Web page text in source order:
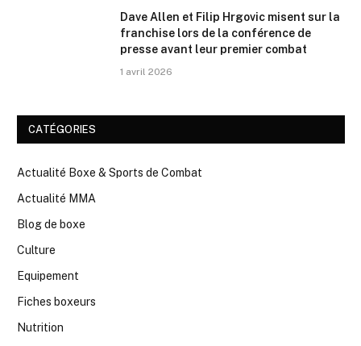
Dave Allen et Filip Hrgovic misent sur la
franchise lors de la conférence de
presse avant leur premier combat
1 avril 2026
CATÉGORIES
Actualité Boxe & Sports de Combat
Actualité MMA
Blog de boxe
Culture
Equipement
Fiches boxeurs
Nutrition